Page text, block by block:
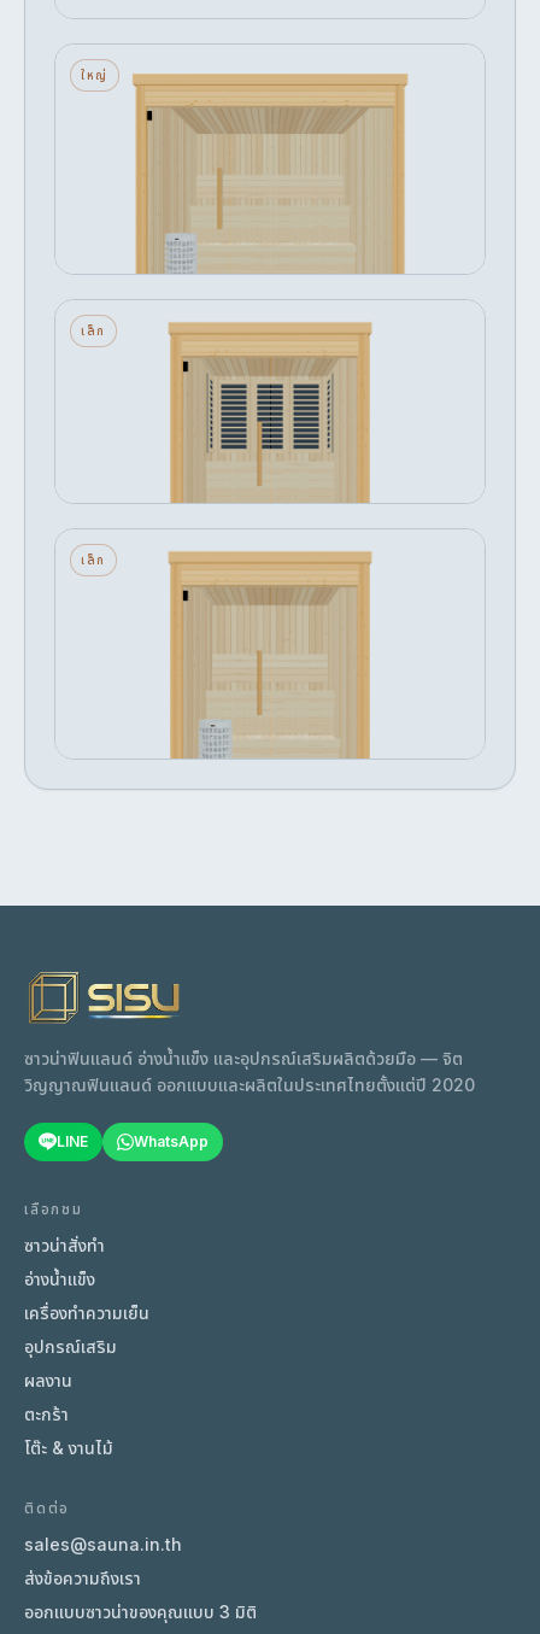
ใหญ่
นรัก — ใหญ่ — กระจกด้านหน้า — เครื่อง
ทำความร้อนหิน
฿470,693
เล็ก
นรัก — เล็ก — กระจกด้านหน้า — อินฟราเรด
3 ที่นั่ง · กระจกด้านหน้า · อินฟราเรด
เล็ก
นรัก — เล็ก — กระจกด้านหน้า — เครื่อง
ทำความร้อนหิน
ซาวน่าฟินแลนด์ อ่างน้ำแข็ง และอุปกรณ์เสริมผลิตด้วยมือ — จิต
วิญญาณฟินแลนด์ ออกแบบและผลิตในประเทศไทยตั้งแต่ปี 2020
LINE WhatsApp
เลือกชม
ซาวน่าสั่งทำ
อ่างน้ำแข็ง
เครื่องทำความเย็น
อุปกรณ์เสริม
ผลงาน
ตะกร้า
โต๊ะ & งานไม้
ติดต่อ
sales@sauna.in.th
ส่งข้อความถึงเรา
ออกแบบซาวน่าของคุณแบบ 3 มิติ